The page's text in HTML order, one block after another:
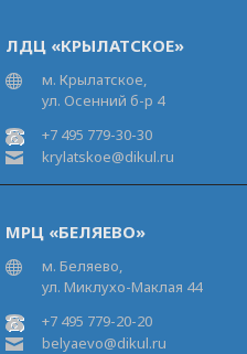
ЛДЦ «КРЫЛАТСКОЕ»
м. Крылатское,
ул. Осенний б-р 4
+7 495 779-30-30
krylatskoe@dikul.ru
МРЦ «БЕЛЯЕВО»
м. Беляево,
ул. Миклухо-Маклая 44
+7 495 779-20-20
belyaevo@dikul.ru